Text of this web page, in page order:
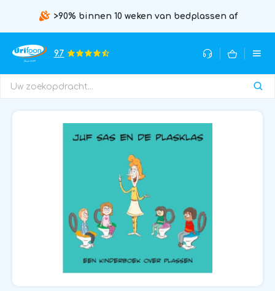
>90% binnen 10 weken van bedplassen af
9.7